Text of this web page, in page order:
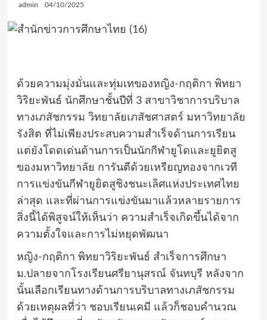
admin 04/10/2025
ด้วยความมุ่งมั่นและทุ่มเทของหญิง-กฤติกา พิทยา
วิริยะพันธ์ นักศึกษาชั้นปีที่ 3 สาขาวิชาการบริบาล
ทางเภสัชกรรม วิทยาลัยเภสัชศาสตร์ มหาวิทยาลัย
รังสิต ที่ไม่เพียงประสบความสำเร็จด้านการเรียน
แต่ยังโดดเด่นด้านการเป็นนักกีฬายูโดและยูยิตสู
ของมหาวิทยาลัย การันตีด้วยเหรียญทองจากเวที
การแข่งขันกีฬายูยิตสูชิงชนะเลิศแห่งประเทศไทย
ล่าสุด และที่ผ่านการแข่งขันมาแล้วหลายรายการ
สิ่งนี้ได้พิสูจน์ให้เห็นว่า ความสำเร็จเกิดขึ้นได้จาก
ความตั้งใจและการไม่หยุดพัฒนา
หญิง-กฤติกา พิทยาวิริยะพันธ์ สำเร็จการศึกษา
ม.ปลายจากโรงเรียนศรียานุสรณ์ จันทบุรี หลังจาก
นั้นเลือกเรียนทางด้านการบริบาลทางเภสัชกรรม
ด้วยเหตุผลที่ว่า ชอบเรียนเคมี แล้วก็ชอบคำนวณ